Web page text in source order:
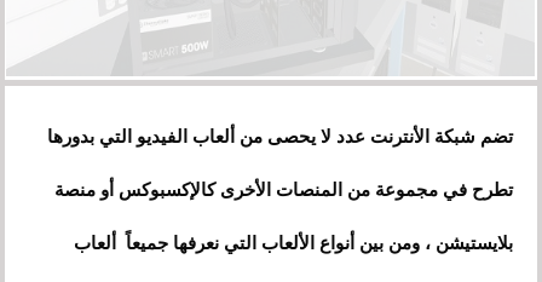
تضم شبكة الأنترنت عدد لا يحصى من ألعاب الفيديو التي بدورها
تطرح في مجموعة من المنصات الأخرى كالإكسبوكس أو منصة
بلايستيشن ، ومن بين أنواع الألعاب التي نعرفها جميعاً ألعاب